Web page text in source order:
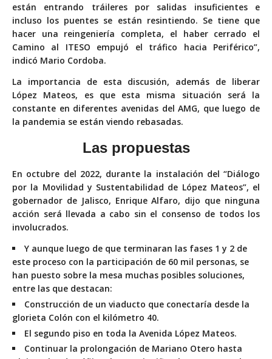
están entrando tráileres por salidas insuficientes e
incluso los puentes se están resintiendo. Se tiene que
hacer una reingeniería completa, el haber cerrado el
Camino al ITESO empujó el tráfico hacia Periférico”,
indicó Mario Cordoba.
La importancia de esta discusión, además de liberar
López Mateos, es que esta misma situación será la
constante en diferentes avenidas del AMG, que luego de
la pandemia se están viendo rebasadas.
Las propuestas
En octubre del 2022, durante la instalación del “Diálogo
por la Movilidad y Sustentabilidad de López Mateos”, el
gobernador de Jalisco, Enrique Alfaro, dijo que ninguna
acción será llevada a cabo sin el consenso de todos los
involucrados.
Y aunque luego de que terminaran las fases 1 y 2 de
este proceso con la participación de 60 mil personas, se
han puesto sobre la mesa muchas posibles soluciones,
entre las que destacan:
Construcción de un viaducto que conectaría desde la
glorieta Colón con el kilómetro 40.
El segundo piso en toda la Avenida López Mateos.
Continuar la prolongación de Mariano Otero hasta